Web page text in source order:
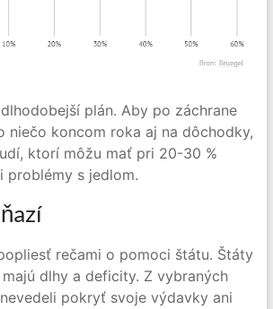
plán. Aby po záchrane
niečo koncom roka aj na dôchodky,
ktorí môžu mať pri 20-30 %
problémy s jedlom.
rečami o pomoci štátu. Štáty
majú dlhy a deficity. Z vybraných
pokryť svoje výdavky ani